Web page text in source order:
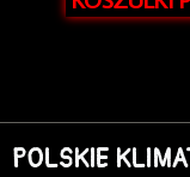
POLSKIE